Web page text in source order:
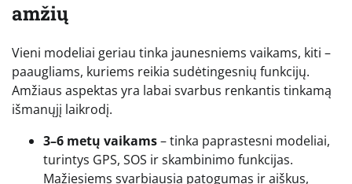
amžių
Vieni modeliai geriau tinka jaunesniems vaikams, kiti –
paaugliams, kuriems reikia sudėtingesnių funkcijų.
Amžiaus aspektas yra labai svarbus renkantis tinkamą
išmanųjį laikrodį.
3–6 metų vaikams– tinka paprastesni modeliai,
turintys GPS, SOS ir skambinimo funkcijas.
Mažiesiems svarbiausia patogumas ir aiškus,